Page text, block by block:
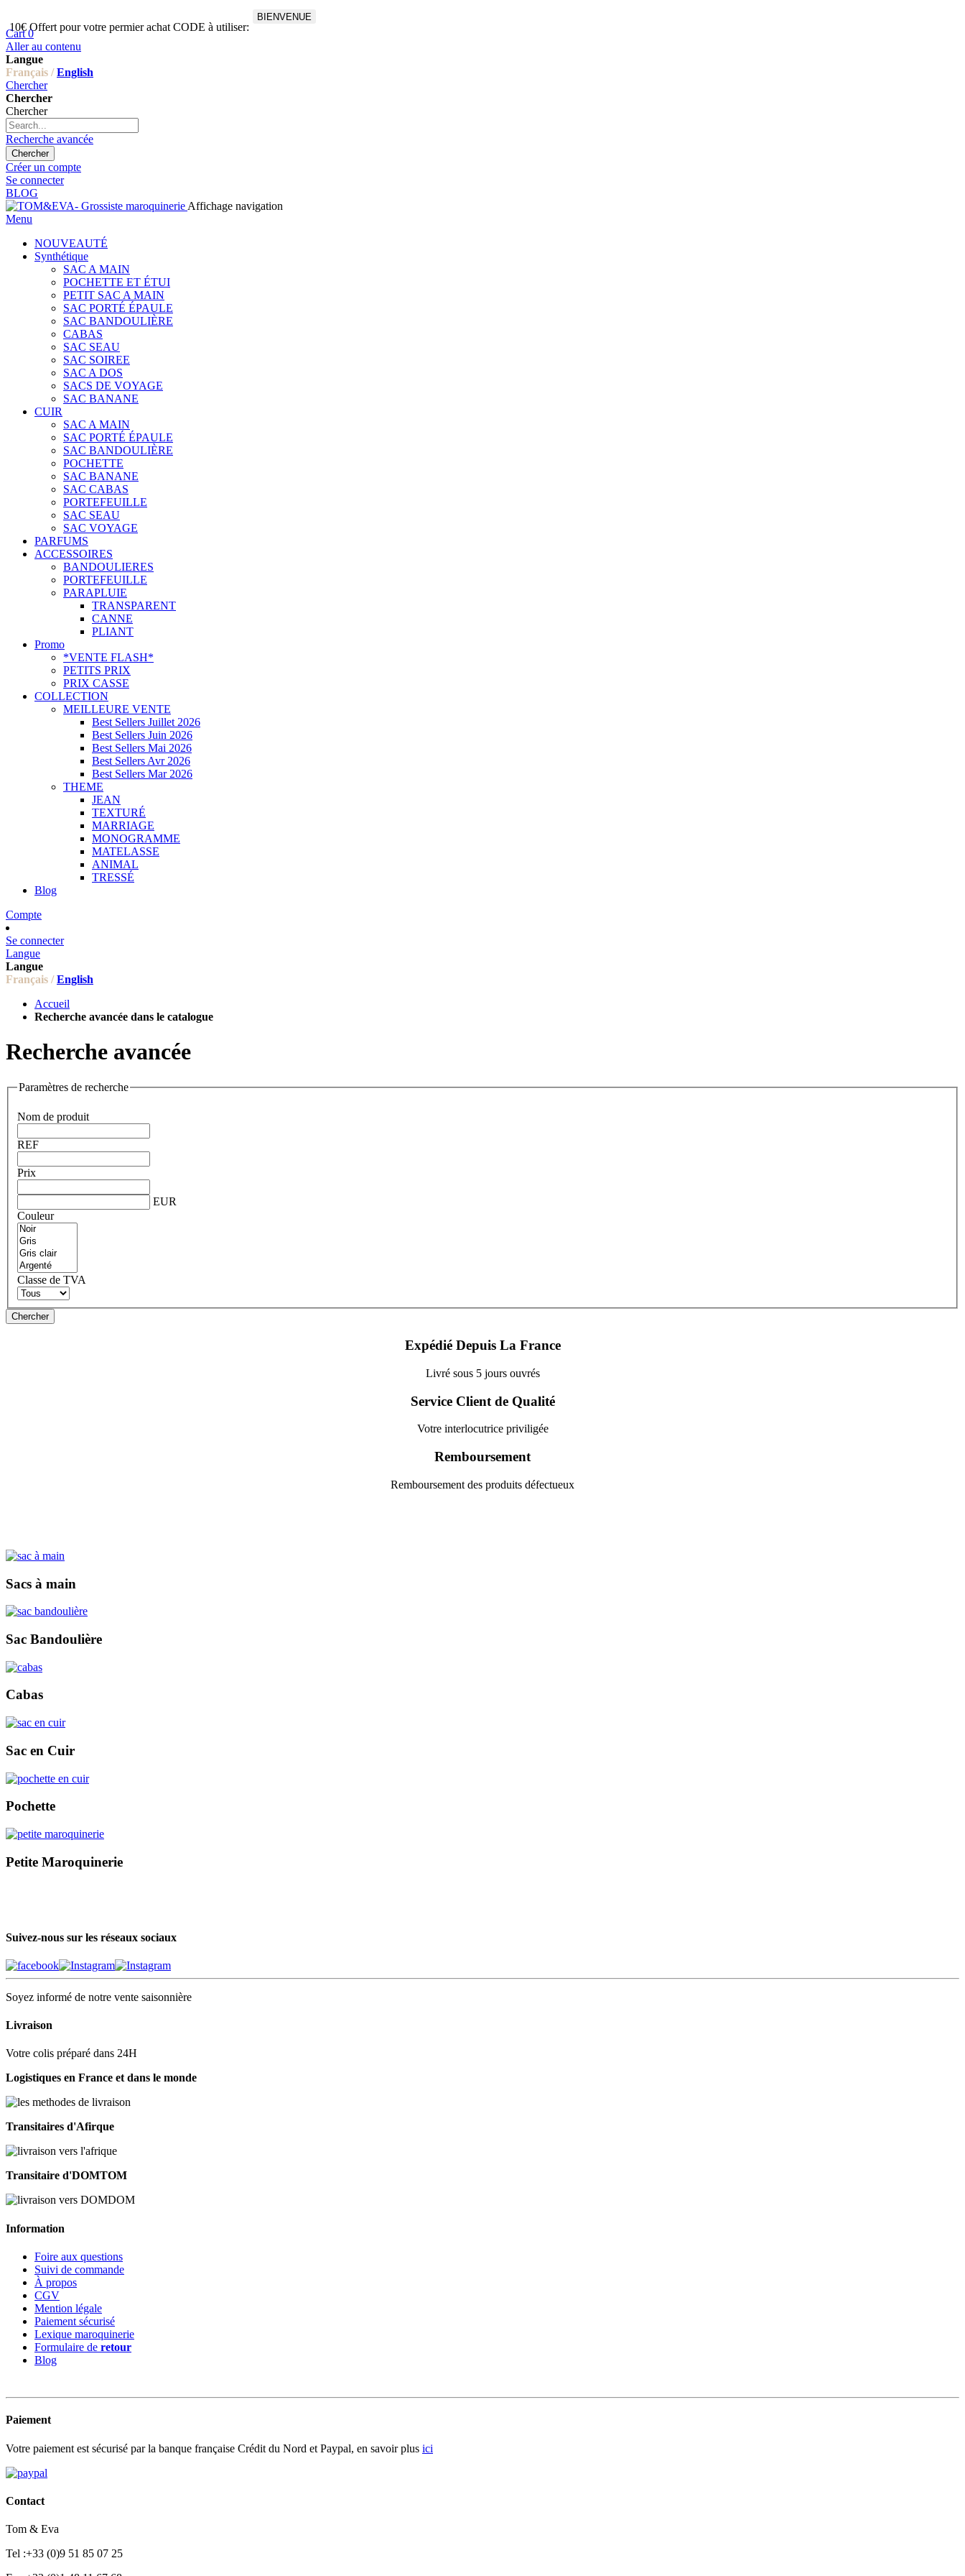
10€ Offert pour votre permier achat CODE à utiliser:
BIENVENUE
Cart 0
Aller au contenu
Langue
Français / English
Chercher
Chercher
Chercher
Recherche avancée
Chercher
Créer un compte
Se connecter
BLOG
Affichage navigation
Menu
NOUVEAUTÉ
Synthétique
SAC A MAIN
POCHETTE ET ÉTUI
PETIT SAC A MAIN
SAC PORTÉ ÉPAULE
SAC BANDOULIÈRE
CABAS
SAC SEAU
SAC SOIREE
SAC A DOS
SACS DE VOYAGE
SAC BANANE
CUIR
SAC A MAIN
SAC PORTÉ ÉPAULE
SAC BANDOULIÈRE
POCHETTE
SAC BANANE
SAC CABAS
PORTEFEUILLE
SAC SEAU
SAC VOYAGE
PARFUMS
ACCESSOIRES
BANDOULIERES
PORTEFEUILLE
PARAPLUIE
TRANSPARENT
CANNE
PLIANT
Promo
*VENTE FLASH*
PETITS PRIX
PRIX CASSE
COLLECTION
MEILLEURE VENTE
Best Sellers Juillet 2026
Best Sellers Juin 2026
Best Sellers Mai 2026
Best Sellers Avr 2026
Best Sellers Mar 2026
THEME
JEAN
TEXTURÉ
MARRIAGE
MONOGRAMME
MATELASSE
ANIMAL
TRESSÉ
Blog
Compte
Se connecter
Langue
Langue
Français / English
Accueil
Recherche avancée dans le catalogue
Recherche avancée
Paramètres de recherche
Nom de produit
REF
Prix
EUR
Couleur
Classe de TVA
Chercher
Expédié Depuis La France
Livré sous 5 jours ouvrés
Service Client de Qualité
Votre interlocutrice priviligée
Remboursement
Remboursement des produits défectueux
Sacs à main
Sac Bandoulière
Cabas
Sac en Cuir
Pochette
Petite Maroquinerie
Suivez-nous sur les réseaux sociaux
Soyez informé de notre vente saisonnière
Livraison
Votre colis préparé dans 24H
Logistiques en France et dans le monde
Transitaires d'Afirque
Transitaire d'DOMTOM
Information
Foire aux questions
Suivi de commande
À propos
CGV
Mention légale
Paiement sécurisé
Lexique maroquinerie
Formulaire de retour
Blog
Paiement
Votre paiement est sécurisé par la banque française Crédit du Nord et Paypal, en savoir plus ici
Contact
Tom & Eva
Tel :+33 (0)9 51 85 07 25